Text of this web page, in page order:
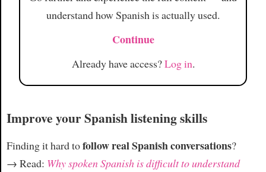
understand how Spanish is actually used.
Continue
Already have access?Log in.
Improve your Spanish listening skills
Finding it hard tofollow real Spanish conversations?
→ Read: Why spoken Spanish is difficult to understand